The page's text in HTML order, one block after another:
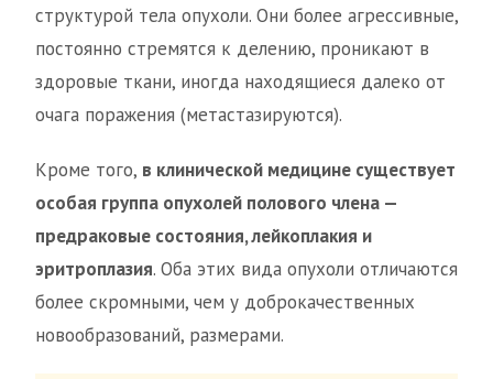
структурой тела опухоли. Они более агрессивные,
постоянно стремятся к делению, проникают в
здоровые ткани, иногда находящиеся далеко от
очага поражения (метастазируются).
Кроме того, в клинической медицине существует
особая группа опухолей полового члена —
предраковые состояния, лейкоплакия и
эритроплазия. Оба этих вида опухоли отличаются
более скромными, чем у доброкачественных
новообразований, размерами.